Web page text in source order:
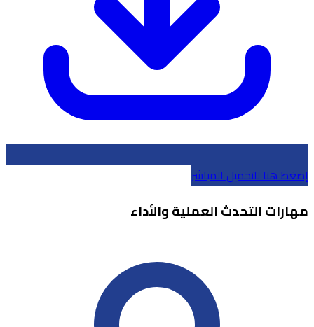
إضغط هنا للتحميل المباشر
مهارات التحدث العملية والأداء